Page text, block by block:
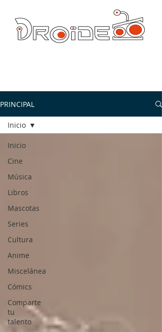
PRINCIPAL
Inicio
Cine
Música
Libros
Mascotas
Series
Cultura
Anime
Miscelánea
Cómics
Comparte
tu
talento
Inicio